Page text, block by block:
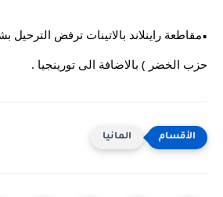
▪︎
حزب الخضر ) بالاضافة الى تورينجيا .
المانيا